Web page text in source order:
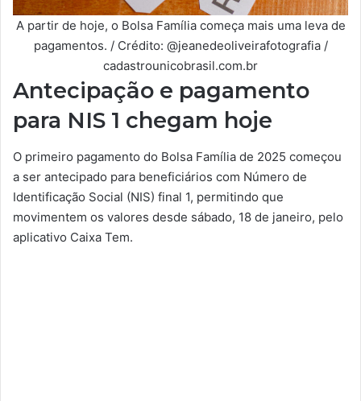
A partir de hoje, o Bolsa Família começa mais uma leva de
pagamentos. / Crédito: @jeanedeoliveirafotografia /
cadastrounicobrasil.com.br
Antecipação e pagamento
para NIS 1 chegam hoje
O primeiro pagamento do Bolsa Família de 2025 começou
a ser antecipado para beneficiários com Número de
Identificação Social (NIS) final 1, permitindo que
movimentem os valores desde sábado, 18 de janeiro, pelo
aplicativo Caixa Tem.